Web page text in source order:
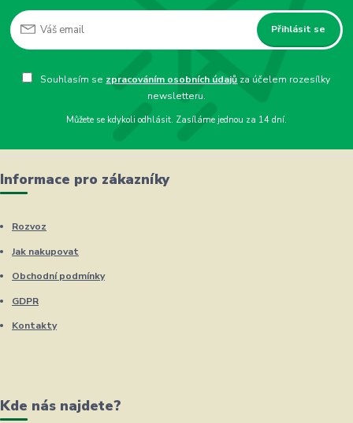
Přihlásit se
Souhlasím se zpracováním osobních údajů za účelem rozesílky
newsletteru.
Můžete se kdykoli odhlásit. Zasíláme jednou za 14 dní.
Informace pro zákazníky
Rozvoz
Jak nakupovat
Obchodní podmínky
GDPR
Kontakty
Kde nás najdete?